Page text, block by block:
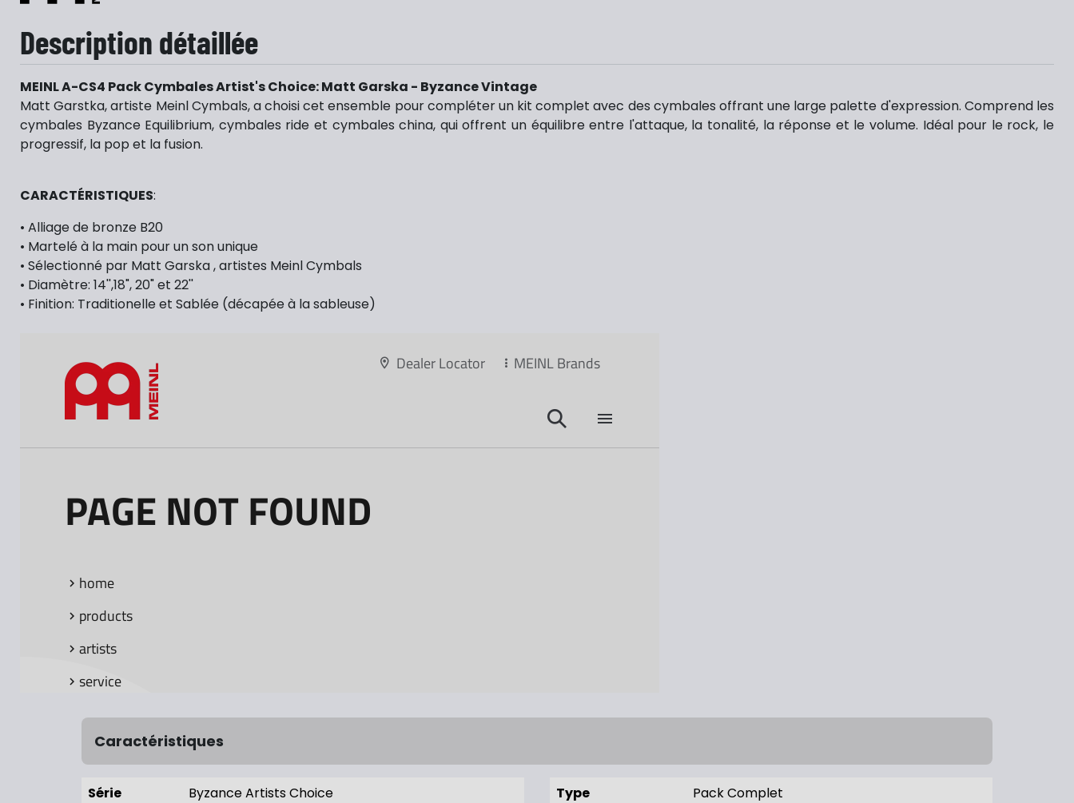
Description détaillée
MEINL A-CS4 Pack Cymbales Artist's Choice: Matt Garska - Byzance Vintage
Matt Garstka, artiste Meinl Cymbals, a choisi cet ensemble pour compléter un kit complet avec des cymbales offrant une large palette d'expression. Comprend les
cymbales Byzance Equilibrium, cymbales ride et cymbales china, qui offrent un équilibre entre l'attaque, la tonalité, la réponse et le volume. Idéal pour le rock, le
progressif, la pop et la fusion.
CARACTÉRISTIQUES:
• Alliage de bronze B20
• Martelé à la main pour un son unique
• Sélectionné par Matt Garska , artistes Meinl Cymbals
• Diamètre: 14'',18", 20" et 22''
• Finition: Traditionelle et Sablée (décapée à la sableuse)
Caractéristiques
Série Byzance Artists Choice Type Pack Complet